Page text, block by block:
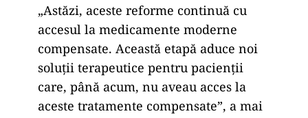
„Astăzi, aceste reforme continuă cu
accesul la medicamente moderne
compensate. Această etapă aduce noi
soluții terapeutice pentru pacienții
care, până acum, nu aveau acces la
aceste tratamente compensate”, a mai